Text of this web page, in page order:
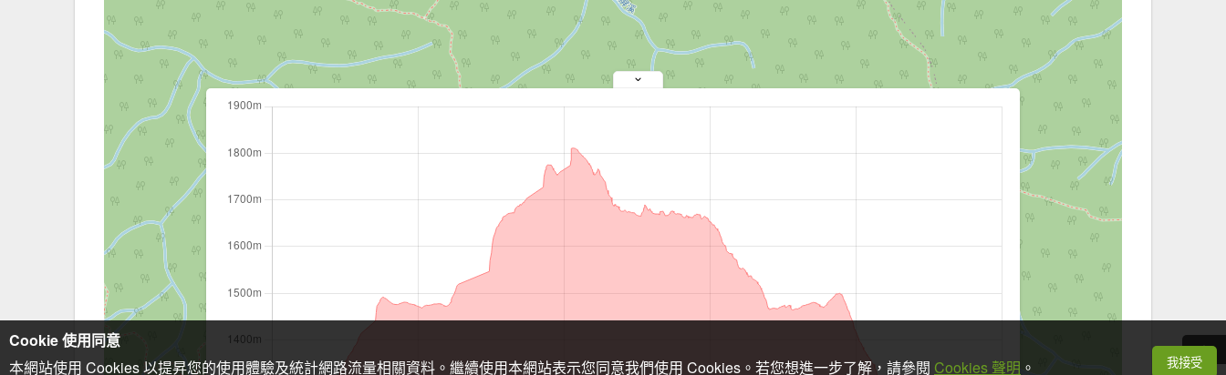
Cookie 使用同意
本網站使用 Cookies 以提昇您的使用體驗及統計網路流量相關資料。繼續使用本網站表示您同意我們使用 Cookies。若您想進一步了解，請參閱 Cookies 聲明 。 我接受